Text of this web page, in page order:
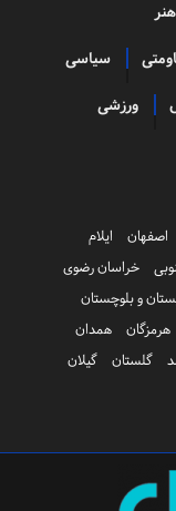
سیاسی
ورزشی
اصفهان
ایلام
خراسان رضوی
و بلوچستان
هرمزگان
همدان
گلستان
گیلان